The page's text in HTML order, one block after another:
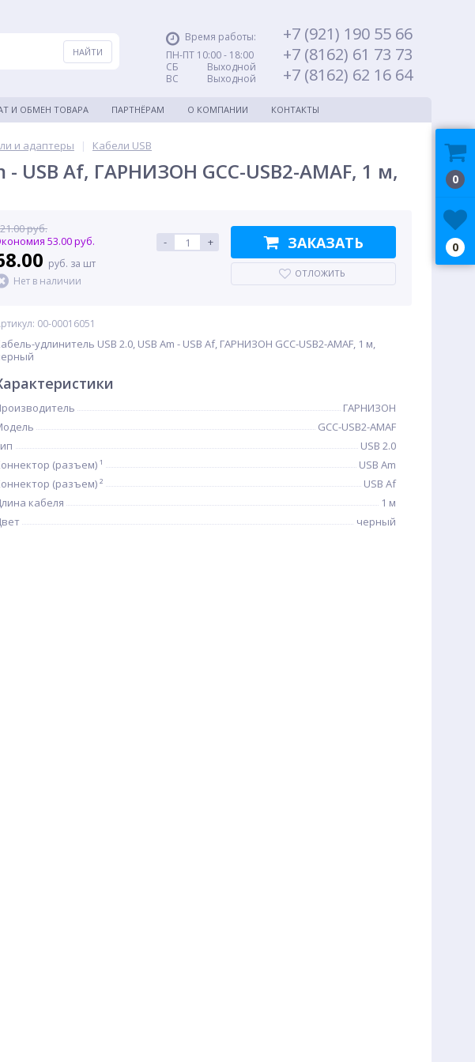
Время работы:
ПН-ПТ 10:00 - 18:00
СБ Выходной
ВС Выходной
+7 (921) 190 55 66
+7 (8162) 61 73 73
+7 (8162) 62 16 64
И ОБМЕН ТОВАРА ПАРТНЁРАМ О КОМПАНИИ КОНТАКТЫ
и адаптеры | Кабели USB
USB Af, ГАРНИЗОН GCC-USB2-AMAF, 1 м,
руб.
53.00 руб.
руб. за шт
Нет в наличии
- + ЗАКАЗАТЬ
ОТЛОЖИТЬ
00-00016051
удлинитель USB 2.0, USB Am - USB Af, ГАРНИЗОН GCC-USB2-AMAF, 1 м,
ГАРНИЗОН
GCC-USB2-AMAF
USB 2.0
(разъем) ¹
USB Am
(разъем) ²
USB Af
кабеля
1 м
черный
0
0